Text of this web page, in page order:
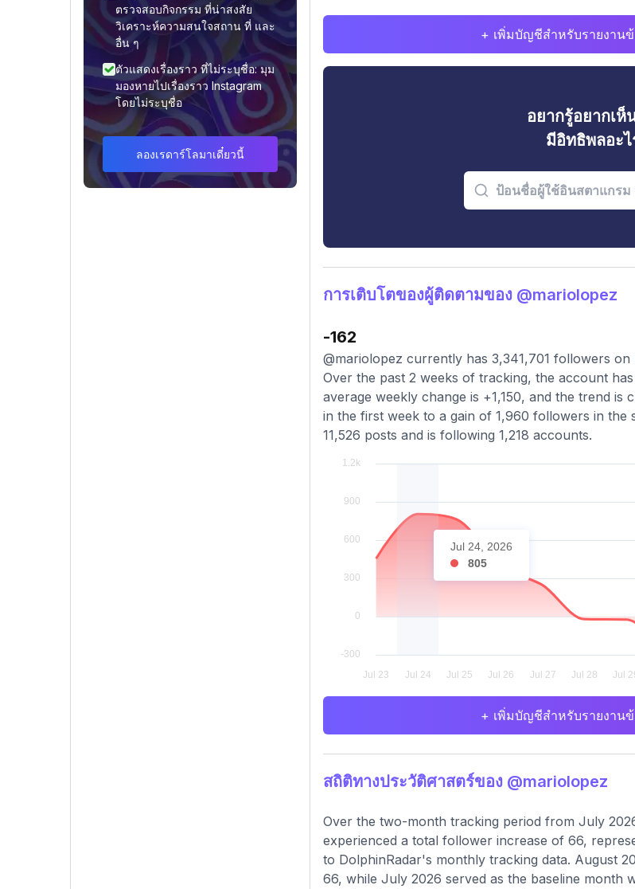
ตรวจสอบกิจกรรม ที่น่าสงสัย
วิเคราะห์ความสนใจสถาน ที่ และ
อื่น ๆ
ตัวแสดงเรื่องราว ที่ไม่ระบุชื่อ: มุม
มองหายไปเรื่องราว Instagram
โดยไม่ระบุชื่อ
ลองเรดาร์โลมาเดี๋ยวนี้
+ เพิ่มบัญชีสำหรับรายงานข้
อยากรู้อยากเ
มีอิทธิพลอะ
การเติบโตของผู้ติดตามของ @mariolopez
-162
@mariolopez currently has 3,341,701 followers
Over the past 2 weeks of tracking, the account
average weekly change is +1,150, and the trend
in the first week to a gain of 1,960 followers in
11,526 posts and is following 1,218 accounts.
Jul 24, 2026
805
+ เพิ่มบัญชีสำหรับรายงานข้
สถิติทางประวัติศาสตร์ของ @mariolopez
Over the two-month tracking period from July
experienced a total follower increase of 66,
to DolphinRadar's monthly tracking data. August
66, while July 2026 served as the baseline month